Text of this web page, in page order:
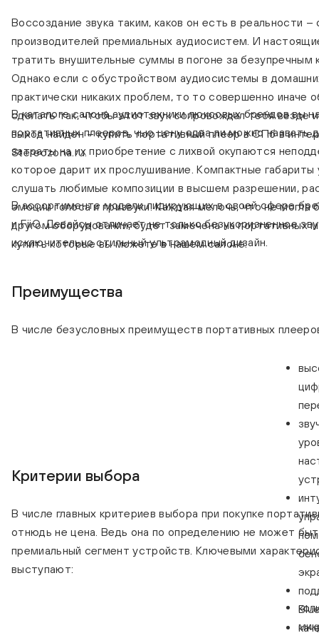
Воссоздание звука таким, каков он есть в реальности –
производителей премиальных аудиосистем. И
тратить внушительные суммы в погоне за безупречным
Однако если с обустройством аудиосистемы в
практически никаких проблем, то то совершенно иначе
сделать так, чтобы этот звук сопровождал тебя везде
выход найден – купить портативный плеер в СПб в
Stereozona.ru.
В каталоге салона аудиотехники люксовых брендов вы
портативных плееров, чью цену едва ли можно назвать
затраты на их приобретение с лихвой окупаются
которое дарит их прослушивание. Компактные
слушать любимые композиции в высшем разрешении,
эмоции голоса и призвуки. Каждая мелочь, что не могла
другом оборудовании, будет замечена на портативных
купить которые вы можете в нашем салоне.
В ассортименте модели лидирующих в своей сфере
и FiiO. Девайсы отличает не только безукоризненное
исключительно стильный ультрамодный дизайн.
Преимущества
В числе безусловных преимуществ портативных
Критерии выбора
В числе главных критериев выбора при покупке
отнюдь не цена. Ведь она по определению не может
премиальный сегмент устройств. Ключевыми
выступают: